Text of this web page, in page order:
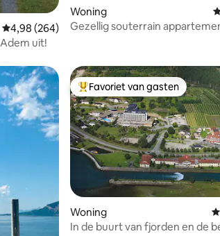
Gemiddelde beoordeling van 4,98 op 5, 264
4,98 (264)
in...Adem uit!
Woning
Gezellig souterrain
Topfavoriet van gasten
Favoriet van gasten
Woning
In de buurt van fjorden en de